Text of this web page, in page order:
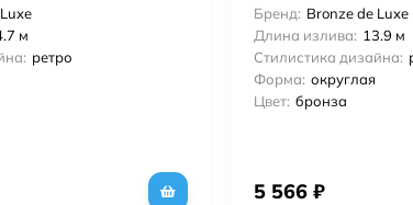
м
ретро
Бренд: Bronze de Luxe
Длина излива: 13.9 м
Стилистика дизайна:
Форма: округлая
Цвет: бронза
5 566 ₽